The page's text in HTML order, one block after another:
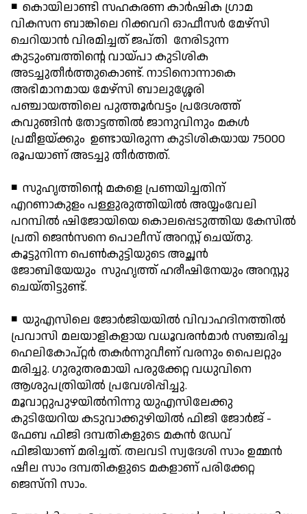
◾ കൊയിലാണ്ടി സഹകരണ കാര്‍ഷിക ഗ്രാമ
വികസന ബാങ്കിലെ റിക്കവറി ഓഫീസര്‍ മേഴ്‌സി
ചെറിയാന്‍ വിരമിച്ചത് ജപ്തി നേരിടുന്ന
കുടുംബത്തിന്റെ വായ്പാ കുടിശിക
അടച്ചുതീര്‍ത്തുകൊണ്ട്. നാടിനൊന്നാകെ
അഭിമാനമായ മേഴ്സി ബാലുശ്ശേരി
പഞ്ചായത്തിലെ പുത്തൂര്‍വട്ടം പ്രദേശത്ത്
കവുങ്ങിന്‍ തോട്ടത്തില്‍ ജാനുവിനും മകള്‍
പ്രമീളയ്ക്കും ഉണ്ടായിരുന്ന കുടിശികയായ 75000
രൂപയാണ് അടച്ചു തീര്‍ത്തത്.
◾ സുഹൃത്തിന്റെ മകളെ പ്രണയിച്ചതിന്
എറണാകുളം പള്ളുരുത്തിയില്‍ അയ്യംവേലി
പറമ്പില്‍ ഷിജോയിയെ കൊലപ്പെടുത്തിയ കേസില്‍
പ്രതി ജെന്‍സനെ പൊലീസ് അറസ്റ്റ് ചെയ്തു.
കൂട്ടുനിന്ന പെണ്‍കുട്ടിയുടെ അച്ഛന്‍
ജോബിയേയും സുഹൃത്ത് ഹരീഷിനേയും അറസ്റ്റു
ചെയ്തിട്ടുണ്ട്.
◾ യുഎസിലെ ജോര്‍ജിയയില്‍ വിവാഹദിനത്തില്‍
പ്രവാസി മലയാളികളായ വധൂവരന്‍മാര്‍ സഞ്ചരിച്ച
ഹെലികോപ്റ്റര്‍ തകര്‍ന്നുവീണ് വരനും പൈലറ്റും
മരിച്ചു. ഗുരുതരമായി പരുക്കേറ്റ വധുവിനെ
ആശുപത്രിയില്‍ പ്രവേശിപ്പിച്ചു.
മൂവാറ്റുപുഴയില്‍നിന്നു യുഎസിലേക്കു
കുടിയേറിയ കടുവാക്കുഴിയില്‍ ഫിജി ജോര്‍ജ് -
ഫേബ ഫിജി ദമ്പതികളുടെ മകന്‍ ഡേവ്
ഫിജിയാണ് മരിച്ചത്. തലവടി സ്വദേശി സാം ഉമ്മന്‍
ഷീല സാം ദമ്പതികളുടെ മകളാണ് പരിക്കേറ്റ
ജെസ്നി സാം.